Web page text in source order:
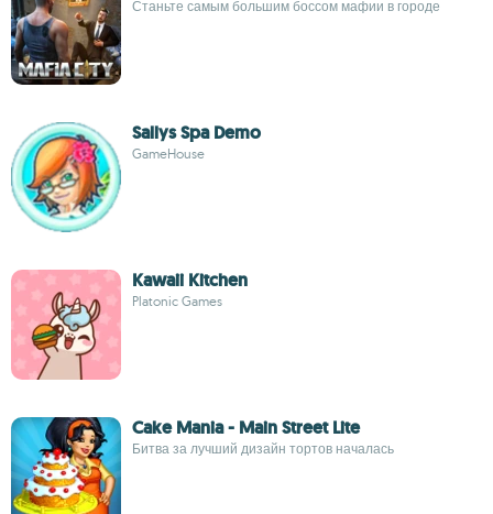
Станьте самым большим боссом мафии в городе
Sallys Spa Demo
GameHouse
Kawaii Kitchen
Platonic Games
Cake Mania - Main Street Lite
Битва за лучший дизайн тортов началась